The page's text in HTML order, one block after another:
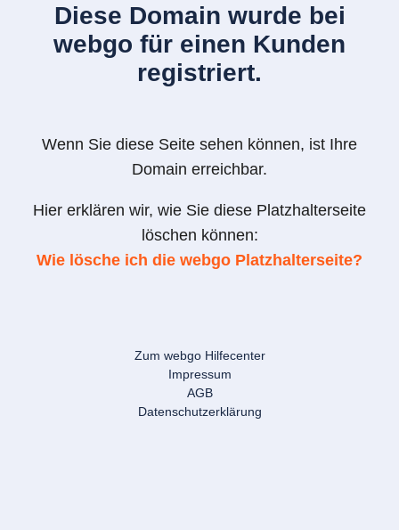
Diese Domain wurde bei
webgo für einen Kunden
registriert.
Wenn Sie diese Seite sehen können, ist Ihre
Domain erreichbar.
Hier erklären wir, wie Sie diese Platzhalterseite
löschen können:
Wie lösche ich die webgo Platzhalterseite?
Zum webgo Hilfecenter
Impressum
AGB
Datenschutzerklärung